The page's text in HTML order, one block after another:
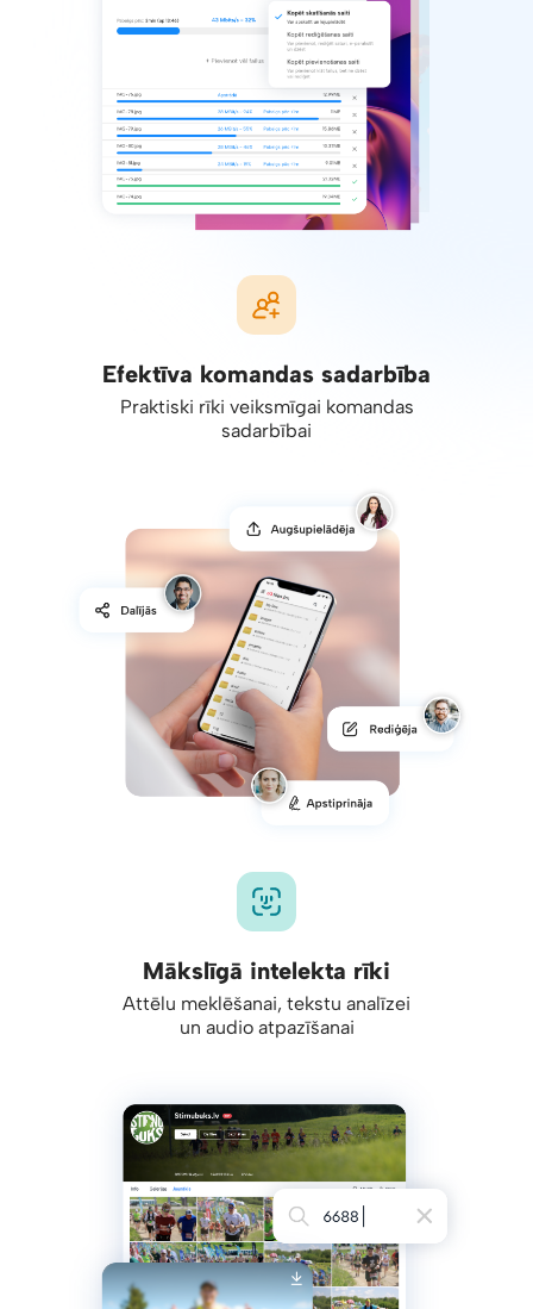
Efektīva komandas sadarbība
Praktiski rīki veiksmīgai komandas
sadarbībai
Mākslīgā intelekta rīki
Attēlu meklēšanai, tekstu analīzei
un audio atpazīšanai